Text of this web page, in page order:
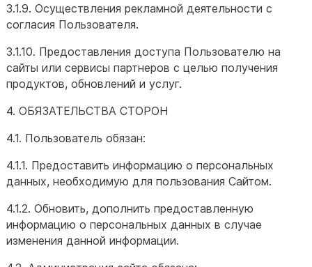
3.1.9. Осуществления рекламной деятельности с
согласия Пользователя.
3.1.10. Предоставления доступа Пользователю на
сайты или сервисы партнеров с целью получения
продуктов, обновлений и услуг.
4. ОБЯЗАТЕЛЬСТВА СТОРОН
4.1. Пользователь обязан:
4.1.1. Предоставить информацию о персональных
данных, необходимую для пользования Сайтом.
4.1.2. Обновить, дополнить предоставленную
информацию о персональных данных в случае
изменения данной информации.